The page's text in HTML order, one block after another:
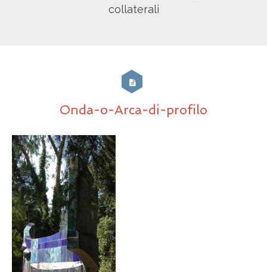
collaterali
Onda-o-Arca-di-profilo